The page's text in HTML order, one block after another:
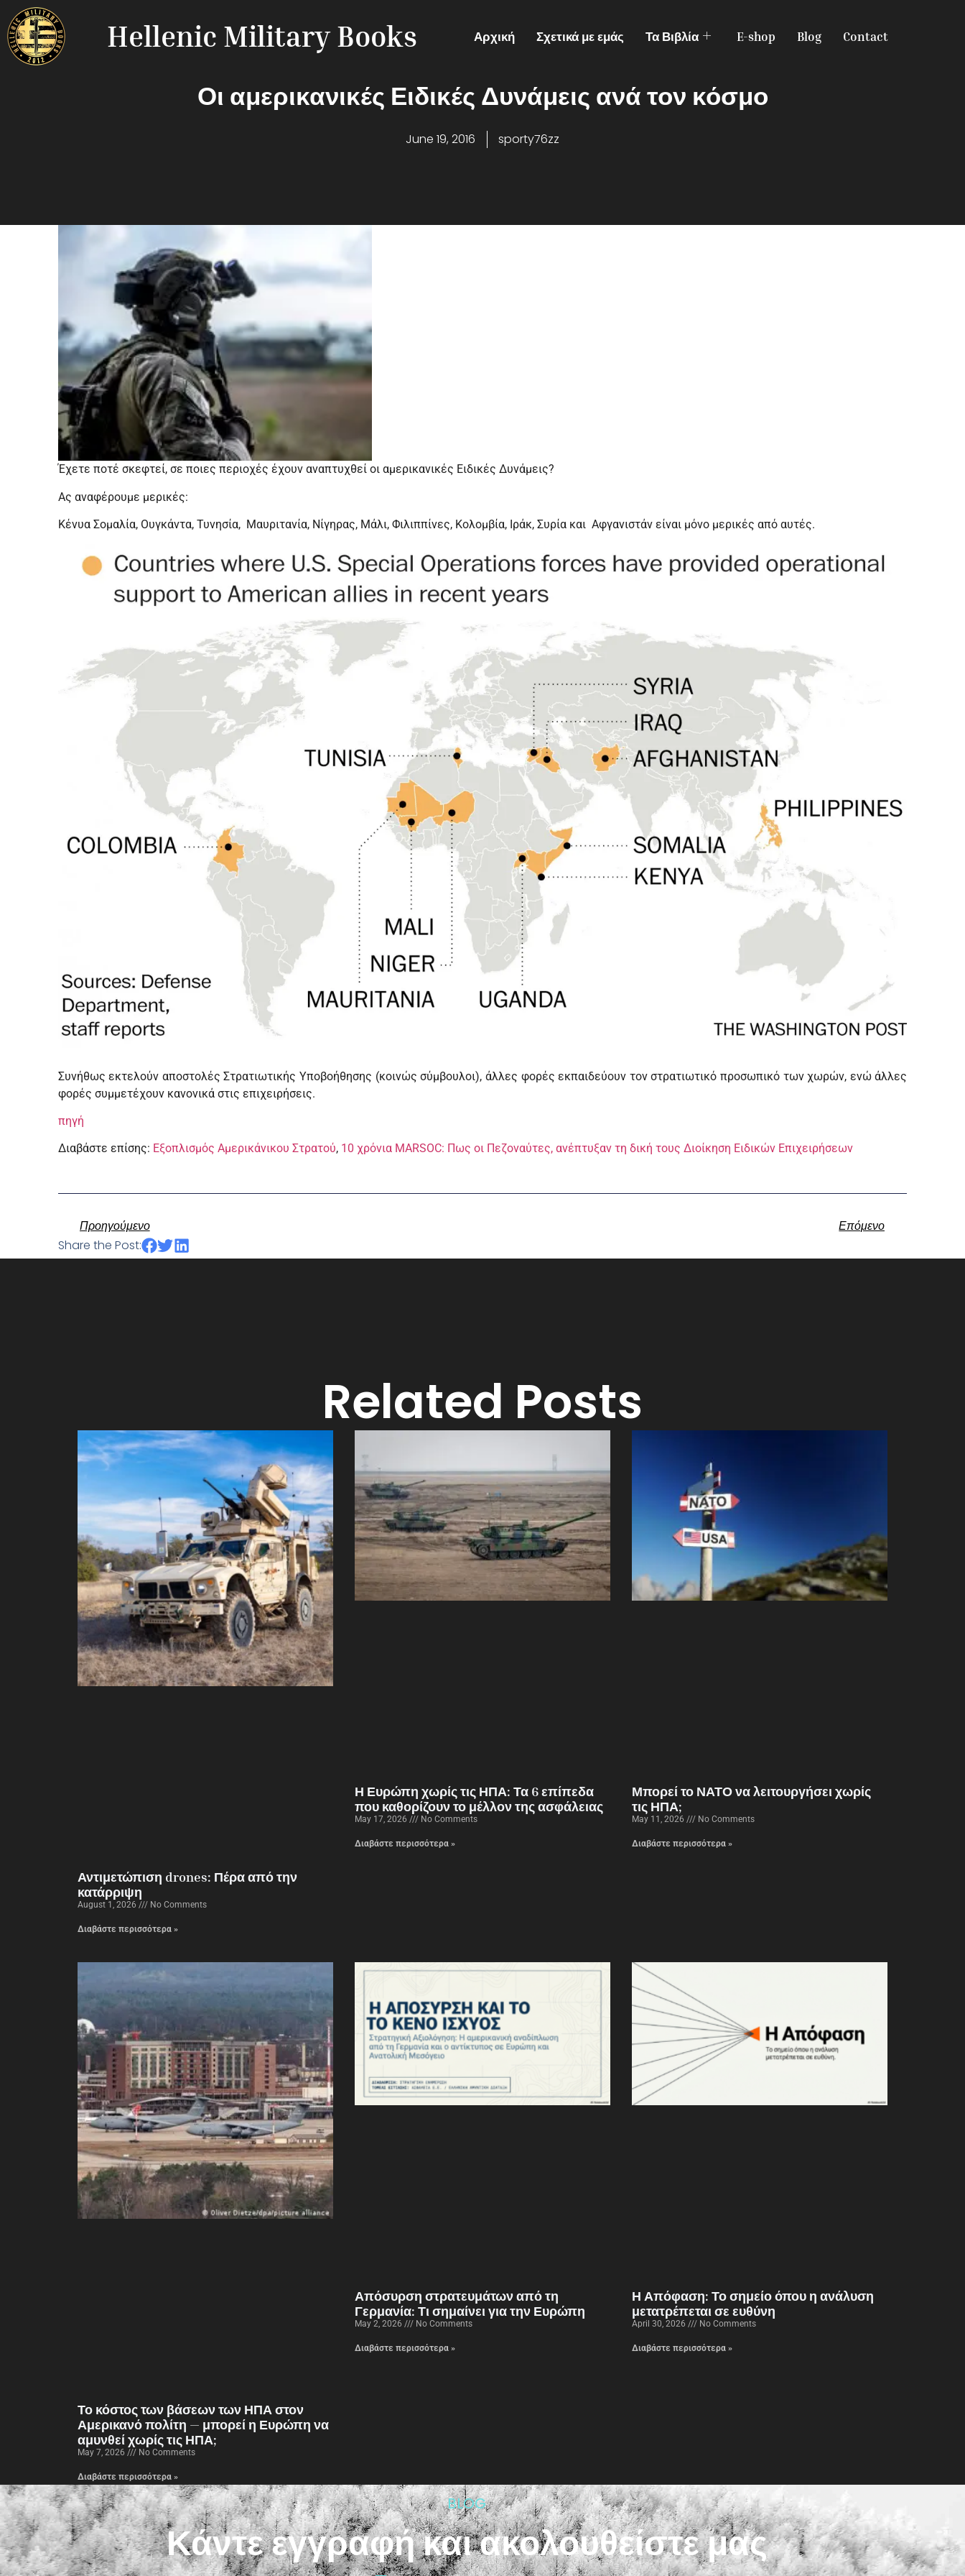
Hellenic Military Books Αρχική Σχετικά με εμάς Τα Βιβλία E-shop Blog Contact
Οι αμερικανικές Ειδικές Δυνάμεις ανά τον κόσμο
June 19, 2016 sporty76zz
Έχετε ποτέ σκεφτεί, σε ποιες περιοχές έχουν αναπτυχθεί οι αμερικανικές Ειδικές Δυνάμεις?
Ας αναφέρουμε μερικές:
Κένυα Σομαλία, Ουγκάντα, Τυνησία, Μαυριτανία, Νίγηρας, Μάλι, Φιλιππίνες, Κολομβία, Ιράκ, Συρία και Αφγανιστάν είναι μόνο μερικές από αυτές.
Συνήθως εκτελούν αποστολές Στρατιωτικής Υποβοήθησης (κοινώς σύμβουλοι), άλλες φορές εκπαιδεύουν τον στρατιωτικό προσωπικό των χωρών, ενώ άλλες
φορές συμμετέχουν κανονικά στις επιχειρήσεις.
πηγή
Διαβάστε επίσης: Εξοπλισμός Αμερικάνικου Στρατού, 10 χρόνια MARSOC: Πως οι Πεζοναύτες, ανέπτυξαν τη δική τους Διοίκηση Ειδικών Επιχειρήσεων
Προηγούμενο
Επόμενο
Share the Post:
Related Posts
Αντιμετώπιση drones: Πέρα από την
κατάρριψη
August 1, 2026 No Comments
Διαβάστε περισσότερα »
Η Ευρώπη χωρίς τις ΗΠΑ: Τα 6 επίπεδα
που καθορίζουν το μέλλον της ασφάλειας
May 17, 2026 No Comments
Διαβάστε περισσότερα »
Μπορεί το ΝΑΤΟ να λειτουργήσει χωρίς
τις ΗΠΑ;
May 11, 2026 No Comments
Διαβάστε περισσότερα »
Το κόστος των βάσεων των ΗΠΑ στον
Αμερικανό πολίτη — μπορεί η Ευρώπη να
αμυνθεί χωρίς τις ΗΠΑ;
May 7, 2026 No Comments
Διαβάστε περισσότερα »
Απόσυρση στρατευμάτων από τη
Γερμανία: Τι σημαίνει για την Ευρώπη
May 2, 2026 No Comments
Διαβάστε περισσότερα »
Η Απόφαση: Το σημείο όπου η ανάλυση
μετατρέπεται σε ευθύνη
April 30, 2026 No Comments
Διαβάστε περισσότερα »
BLOG
Κάντε εγγραφή και ακολουθείστε μας